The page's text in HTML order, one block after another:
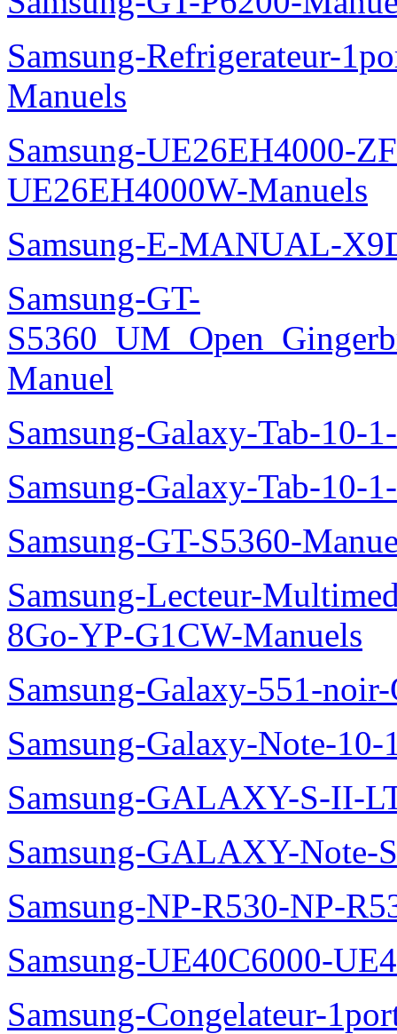
Samsung-Refrigerateur-
Manuels
Samsung-UE26EH4000-
UE26EH4000W-Manuels
Samsung-E-MANUAL-
Samsung-GT-
Manuel
Samsung-Galaxy-Tab-10-
Samsung-Galaxy-Tab-10-
Samsung-GT-S5360-
Samsung-Lecteur-
8Go-YP-G1CW-Manuels
Samsung-Galaxy-551-
Samsung-Galaxy-Note-
Samsung-GALAXY-S-II-
Samsung-GALAXY-Note-
Samsung-NP-R530-NP-
Samsung-UE40C6000-
Samsung-Congelateur-